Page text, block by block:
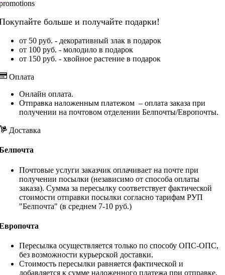
больше и получайте подарки!
от 50 руб. - декоративный злак в подарок
от 100 руб. - молодило в подарок
от 150 руб. - хвойное растение в подарок
Оплата
Онлайн оплата.
Отправка наложенным платежом – оплата заказа при
получении на почтовом отделении Белпочты/Европочты.
Доставка
Почтовые услуги заказчик оплачивает на почте при
получении посылки (независимо от способа оплаты
заказа). Сумма за пересылку соответствует фактической
стоимости отправки посылки согласно тарифам РУП
"Белпочта" (в среднем 7-10 руб.)
Пересылка осуществляется только по способу ОПС-ОПС,
без возможности курьерской доставки.
Стоимость пересылки равняется фактической и
добавляется к сумме наложенного платежа при отправке.